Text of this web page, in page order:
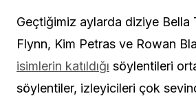
Geçtiğimiz aylarda diziye Bella
Flynn, Kim Petras ve Rowan
isimlerin katıldığı söylentileri
söylentiler, izleyicileri çok